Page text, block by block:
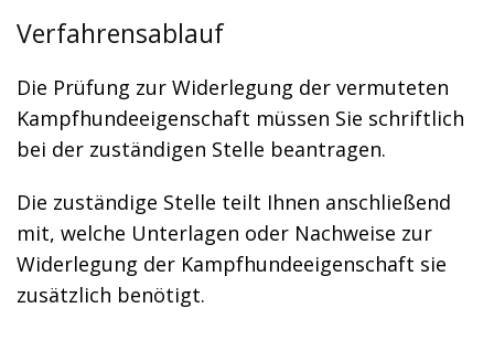
Verfahrensablauf
Die Prüfung zur Widerlegung der vermuteten
Kampfhundeeigenschaft müssen Sie schriftlich
bei der zuständigen Stelle beantragen.
Die zuständige Stelle teilt Ihnen anschließend
mit, welche Unterlagen oder Nachweise zur
Widerlegung der Kampfhundeeigenschaft sie
zusätzlich benötigt.